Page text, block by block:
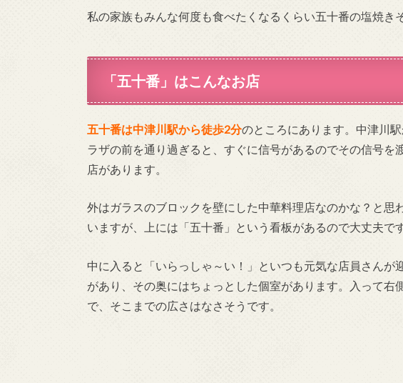
私の家族もみんな何度も食べたくなるくらい五十番の塩焼き
「五十番」はこんなお店
五十番は中津川駅から徒歩2分のところにあります。中津川
ラザの前を通り過ぎると、すぐに信号があるのでその信号を
店があります。
外はガラスのブロックを壁にした中華料理店なのかな？と思
いますが、上には「五十番」という看板があるので大丈夫で
中に入ると「いらっしゃ～い！」といつも元気な店員さんが
があり、その奥にはちょっとした個室があります。入って右
で、そこまでの広さはなさそうです。